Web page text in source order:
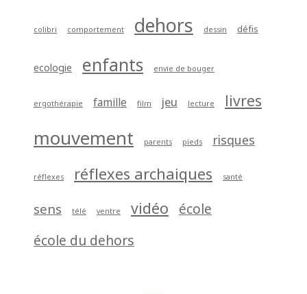
colibri comportement dehors dessin défis
ecologie enfants envie de bouger
ergothérapie famille film jeu lecture livres
mouvement parents pieds risques
réflexes réflexes archaiques santé
sens télé ventre vidéo école
école du dehors